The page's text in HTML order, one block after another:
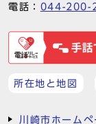
電話： 044-200-
所在地と地図
川崎市ホーム